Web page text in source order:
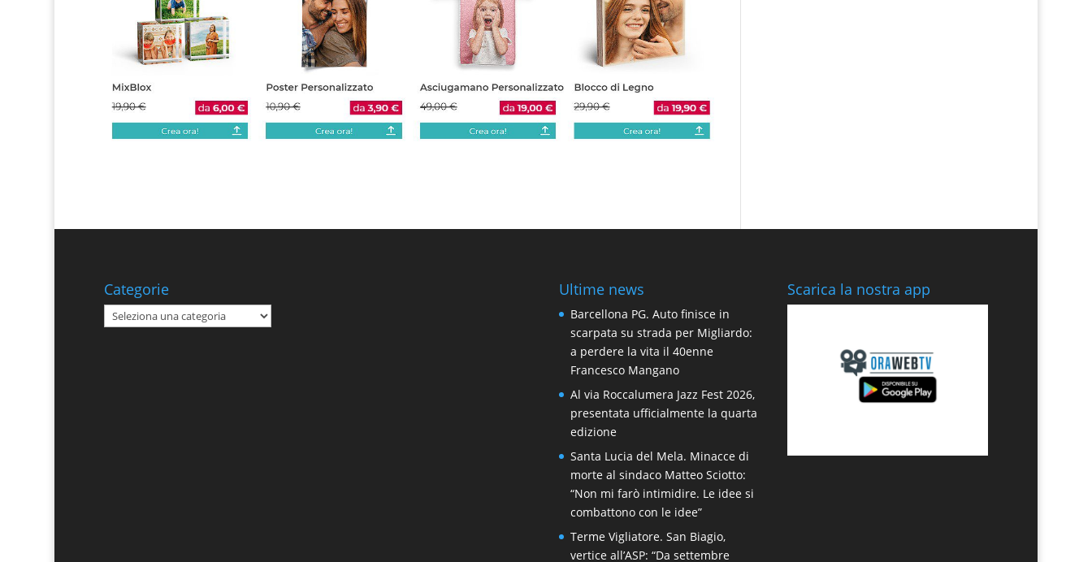
Categorie
Categorie
Ultime news
Barcellona PG. Auto finisce in
scarpata su strada per Migliardo:
a perdere la vita il 40enne
Francesco Mangano
Al via Roccalumera Jazz Fest 2026,
presentata ufficialmente la quarta
edizione
Santa Lucia del Mela. Minacce di
morte al sindaco Matteo Sciotto:
“Non mi farò intimidire. Le idee si
combattono con le idee”
Terme Vigliatore. San Biagio,
vertice all’ASP: “Da settembre
Scarica la nostra app